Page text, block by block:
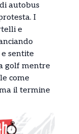
autobus
I
e
sentite
golf mentre
come
il termine